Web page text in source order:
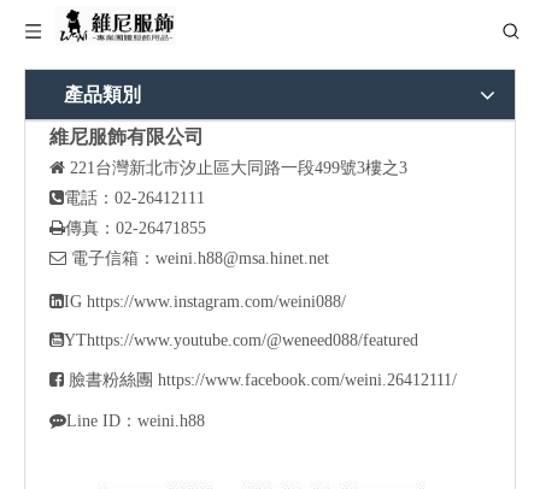
產品類別
維尼服飾有限公司
 221台灣新北市汐止區大同路一段499號3樓之3
電話：02-26412111
傳真：02-26471855
 電子信箱： weini.h88@msa.hinet.net
IG https://www.instagram.com/weini088/
YThttps://www.youtube.com/@weneed088/featured
 臉書粉絲團 https://www.facebook.com/weini.26412111/
Line ID：weini.h88